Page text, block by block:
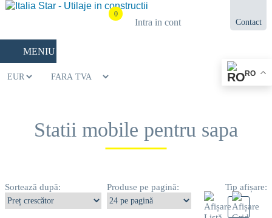
0
Intra in cont Contact
MENIU
Statii mobile pentru sapa
Sortează după: Produse pe pagină: Tip afișare:
RO